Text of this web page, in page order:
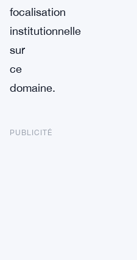
focalisation
institutionnelle
sur
ce
domaine.
PUBLICITÉ